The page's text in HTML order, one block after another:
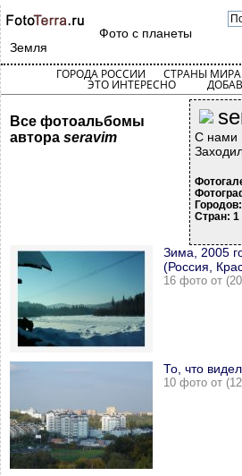
Фото с планеты
Земля
ГОРОДА РОССИИ СТРАНЫ МИРА
ЭТО ИНТЕРЕСНО
С нами
Стран: 1
Все фотоальбомы
автора seravim
Зима, 2005
(Россия,
16 фото от
То, что
10 фото от